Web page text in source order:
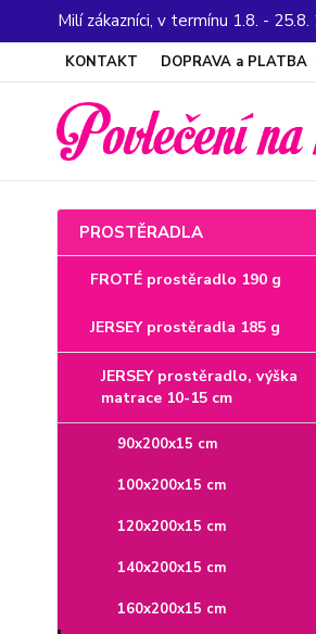
Milí zákazníci, v termínu 1.8. -
KONTAKT DOPRAVA a PLATBA
PROSTĚRADLA
FROTÉ prostěradlo 190 g
JERSEY prostěradla 185 g
JERSEY prostěradlo, výška
matrace 10-15 cm
90x200x15 cm
100x200x15 cm
120x200x15 cm
140x200x15 cm
160x200x15 cm